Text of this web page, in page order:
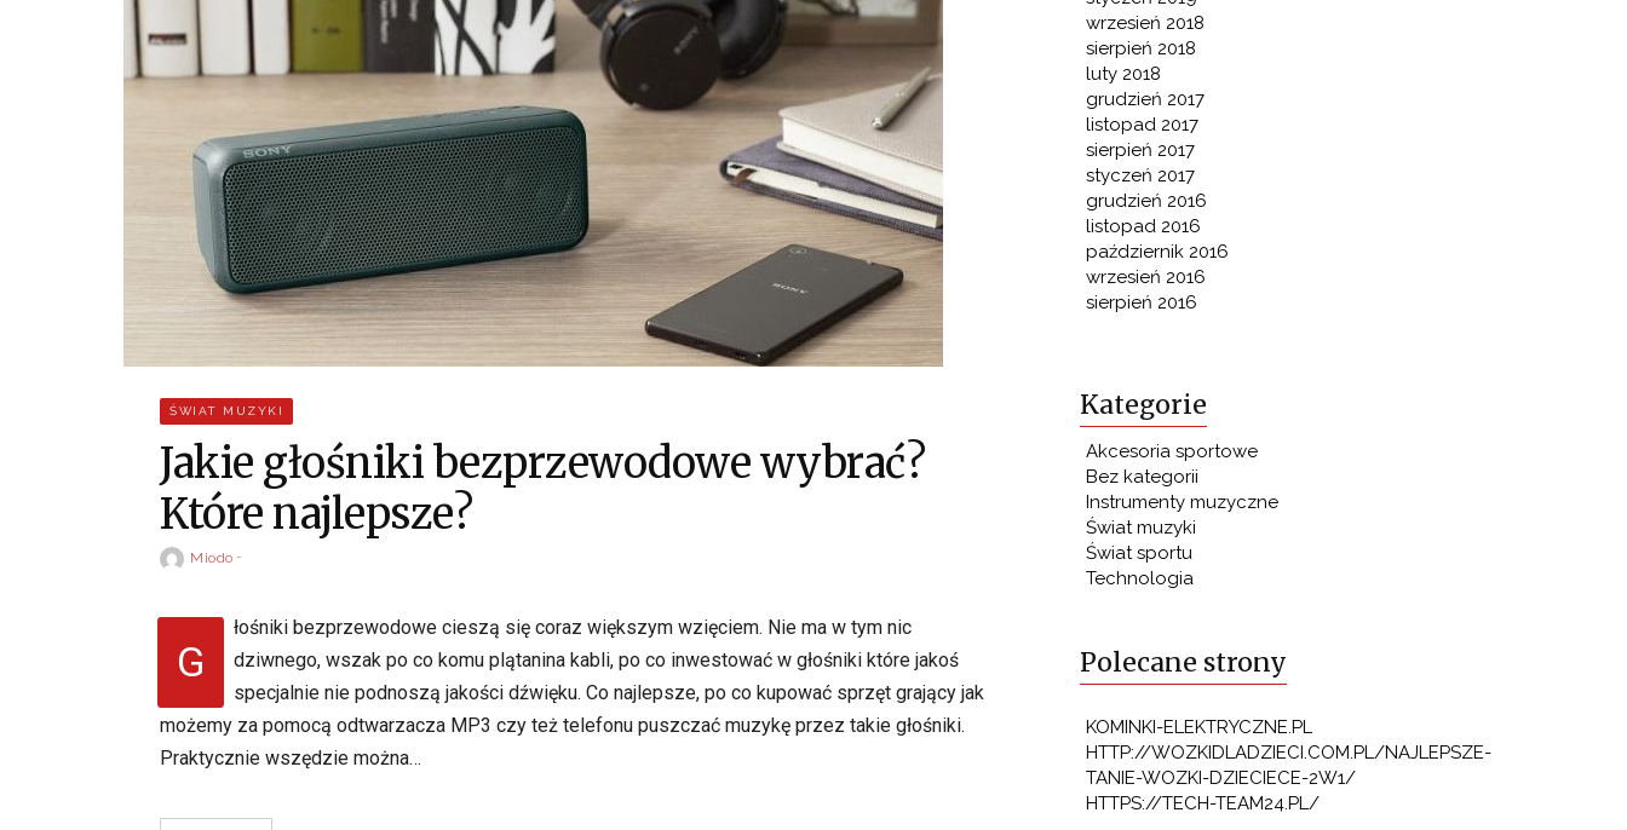
ŚWIAT MUZYKI
Jakie głośniki bezprzewodowe wybrać?
Które najlepsze?
Miodo
G
łośniki bezprzewodowe cieszą się coraz większym wzięciem. Nie ma w tym nic
dziwnego, wszak po co komu plątanina kabli, po co inwestować w głośniki które jakoś
specjalnie nie podnoszą jakości dźwięku. Co najlepsze, po co kupować sprzęt grający jak
możemy za pomocą odtwarzacza MP3 czy też telefonu puszczać muzykę przez takie głośniki.
Praktycznie wszędzie można…
wrzesień 2018
sierpień 2018
luty 2018
grudzień 2017
listopad 2017
sierpień 2017
styczeń 2017
grudzień 2016
listopad 2016
październik 2016
wrzesień 2016
sierpień 2016
Kategorie
Akcesoria sportowe
Bez kategorii
Instrumenty muzyczne
Świat muzyki
Świat sportu
Technologia
Polecane strony
KOMINKI-ELEKTRYCZNE.PL
HTTP://WOZKIDLADZIECI.COM.PL/NAJLEPSZE-
TANIE-WOZKI-DZIECIECE-2W1/
HTTPS://TECH-TEAM24.PL/